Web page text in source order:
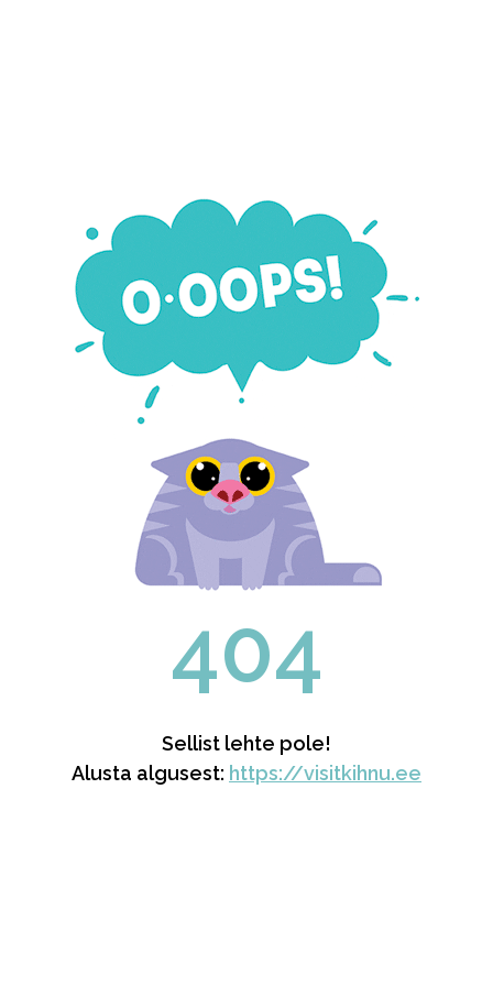
404
Sellist lehte pole!
Alusta algusest: https://visitkihnu.ee